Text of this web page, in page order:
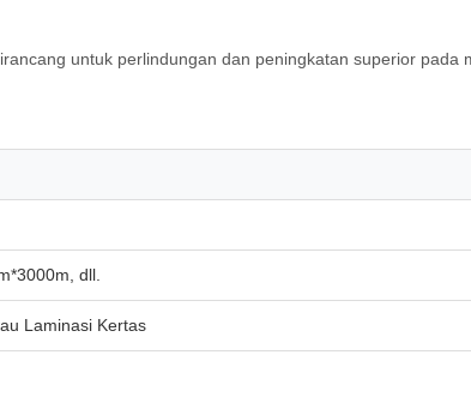
untuk perlindungan dan peningkatan superior pada
dll.
Laminasi Kertas